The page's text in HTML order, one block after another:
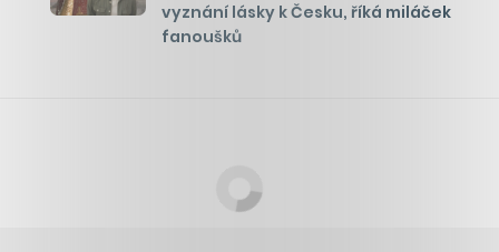
vyznání lásky k Česku, říká miláček
fanoušků